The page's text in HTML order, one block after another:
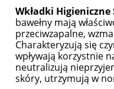
Wkładki
bawełny mają
przeciwzapalne,
Charakteryzują się
wpływają korzystnie
neutralizują
skóry, utrzymują w